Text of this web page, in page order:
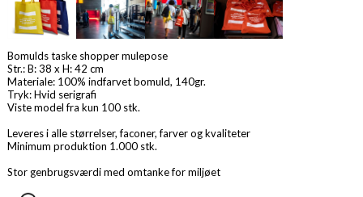
Bomulds taske shopper mulepose
Str.: B: 38 x H: 42 cm
Materiale: 100% indfarvet bomuld, 140gr.
Tryk: Hvid serigrafi
Viste model fra kun 100 stk.
Leveres i alle størrelser, faconer, farver og kvaliteter
Minimum produktion 1.000 stk.
Stor genbrugsværdi med omtanke for miljøet